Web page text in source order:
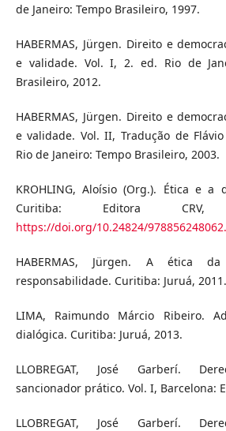
de Janeiro: Tempo Brasileiro, 1997.
HABERMAS, Jürgen. Direito e
e validade. Vol. I, 2. ed. Rio de
Brasileiro, 2012.
HABERMAS, Jürgen. Direito e
e validade. Vol. II, Tradução de
Rio de Janeiro: Tempo Brasileiro, 2003.
KROHLING, Aloísio (Org.). Ética e a
Curitiba: Editora
https://doi.org/10.24824/
HABERMAS, Jürgen. A ética
responsabilidade. Curitiba: Juruá, 2011.
LIMA, Raimundo Márcio Ribeiro.
dialógica. Curitiba: Juruá, 2013.
LLOBREGAT, José Garberí.
sancionador prático. Vol. I, Barcelona:
LLOBREGAT, José Garberí.